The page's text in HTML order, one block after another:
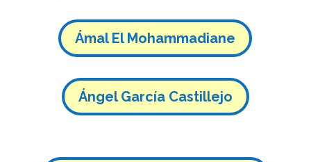
Ámal El Mohammadiane
Ángel García Castillejo